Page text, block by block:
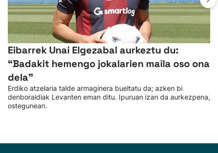
Eibarrek Unai Elgezabal aurkeztu du:
“Badakit hemengo jokalarien maila oso ona
dela”
Erdiko atzelaria talde armaginera bueltatu da; azken bi
denboraldiak Levanten eman ditu. Ipuruan izan da aurkezpena,
ostegunean.